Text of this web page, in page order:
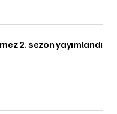
2. sezon yayımlandı